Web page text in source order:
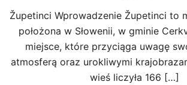
Župetinci Wprowadzenie Župetinci to
położona w Słowenii, w gminie
miejsce, które przyciąga uwagę
atmosferą oraz urokliwymi
wieś liczyła 166 […]